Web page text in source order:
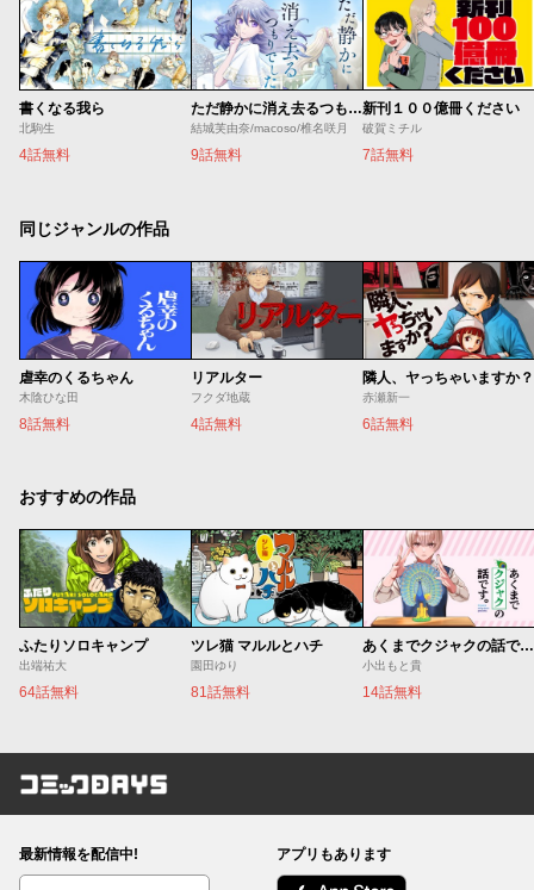
書くなる我ら
北駒生
4話無料
ただ静かに消え去るつもりでした
結城芙由奈/macoso/椎名咲月
9話無料
新刊１００億冊ください
破賀ミチル
7話無料
同じジャンルの作品
虐幸のくるちゃん
木陰ひな田
8話無料
リアルター
フクダ地蔵
4話無料
隣人、ヤっちゃいますか？
赤瀬新一
6話無料
おすすめの作品
ふたりソロキャンプ
出端祐大
64話無料
ツレ猫 マルルとハチ
園田ゆり
81話無料
あくまでクジャクの話です。
小出もと貴
14話無料
コミックDAYS
最新情報を配信中! アプリもあります